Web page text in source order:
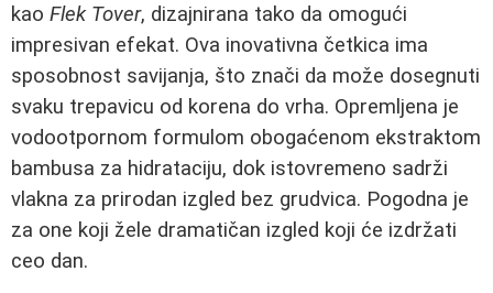
kao Flek Tover, dizajnirana tako da omogući
impresivan efekat. Ova inovativna četkica ima
sposobnost savijanja, što znači da može dosegnuti
svaku trepavicu od korena do vrha. Opremljena je
vodootpornom formulom obogaćenom ekstraktom
bambusa za hidrataciju, dok istovremeno sadrži
vlakna za prirodan izgled bez grudvica. Pogodna je
za one koji žele dramatičan izgled koji će izdržati
ceo dan.